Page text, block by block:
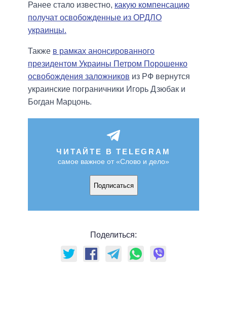
Ранее стало известно, какую компенсацию
получат освобожденные из ОРДЛО
украинцы.
Также в рамках анонсированного
президентом Украины Петром Порошенко
освобождения заложников из РФ вернутся
украинские пограничники Игорь Дзюбак и
Богдан Марцонь.
ЧИТАЙТЕ В TELEGRAM
самое важное от «Слово и дело»
Подписаться
Поделиться: